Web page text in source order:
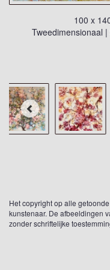
100 x
Tweedimensionaal
Het copyright op alle
kunstenaar. De afbeeldingen
zonder schriftelijke